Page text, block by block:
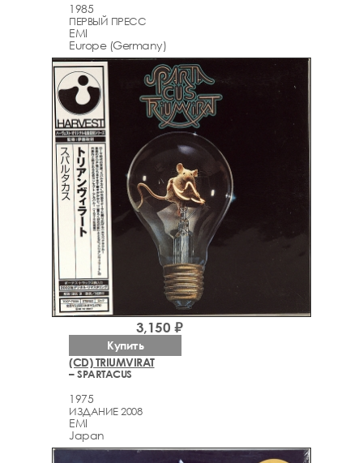
1985
ПЕРВЫЙ ПРЕСС
EMI
Europe (Germany)
(CD) TRIUMVIRAT
– SPARTACUS
1975
ИЗДАНИЕ 2008
EMI
Japan
3,150 ₽
Купить